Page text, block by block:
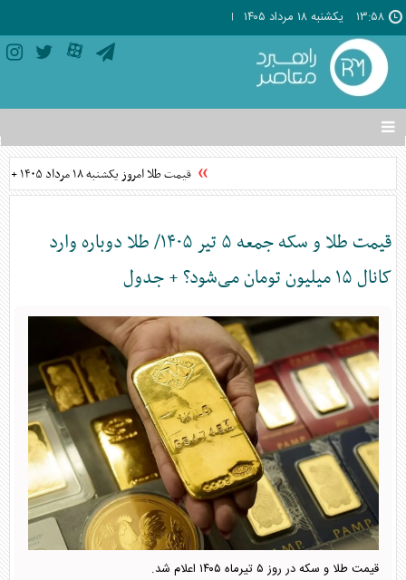
۱۳:۵۸ يکشنبه ۱۸ مرداد ۱۴۰۵
تغییر
وضعیت
منوی
ها
قیمت طلا امروز یکشنبه ۱۸ مرداد ۱۴۰۵ + جدول
قیمت طلا و سکه جمعه ۵ تیر ۱۴۰۵/ طلا دوباره وارد
کانال ۱۵ میلیون تومان می‌شود؟ + جدول
قیمت طلا و سکه در روز ۵ تیرماه ۱۴۰۵ اعلام شد.